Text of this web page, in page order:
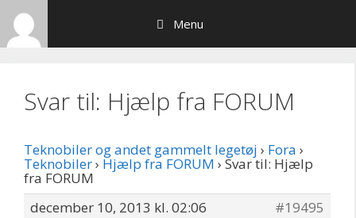
Hop
indhold
Menu
Svar til: Hjælp fra FORUM
Teknobiler og andet gammelt legetøj › Fora ›
Teknobiler› Hjælp fra FORUM › Svar til: Hjælp
fra FORUM
december 10, 2013 kl. 02:06
#19495